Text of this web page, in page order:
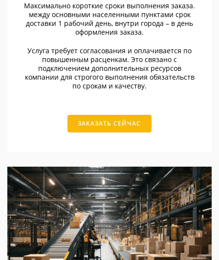
Максимально короткие сроки выполнения заказа.
между основными населенными пунктами срок
доставки 1 рабочий день, внутри города – в день
оформления заказа.
Услуга требует согласования и оплачивается по
повышенным расценкам. Это связано с
подключением дополнительных ресурсов
компании для строгого выполнения обязательств
по срокам и качеству.
ЗАКАЗАТЬ СЕЙЧАС